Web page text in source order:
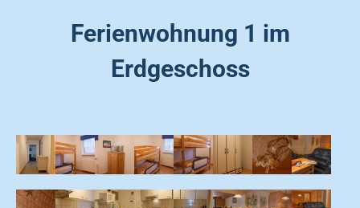
Ferienwohnung 1 im
Erdgeschoss